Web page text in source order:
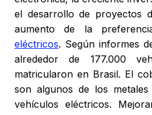
el desarrollo de proyectos
aumento de la
eléctricos. Según informes
alrededor de 177.000
matricularon en Brasil. El
son algunos de los
vehículos eléctricos.